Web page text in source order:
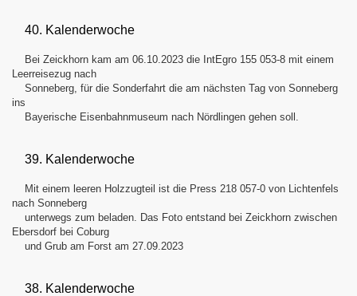
40. Kalenderwoche
Bei Zeickhorn kam am 06.10.2023 die IntEgro 155 053-8 mit einem
Leerreisezug nach
Sonneberg, für die Sonderfahrt die am nächsten Tag von Sonneberg
ins
Bayerische Eisenbahnmuseum nach Nördlingen gehen soll.
39. Kalenderwoche
Mit einem leeren Holzzugteil ist die Press 218 057-0 von Lichtenfels
nach Sonneberg
unterwegs zum beladen. Das Foto entstand bei Zeickhorn zwischen
Ebersdorf bei Coburg
und Grub am Forst am 27.09.2023
38. Kalenderwoche